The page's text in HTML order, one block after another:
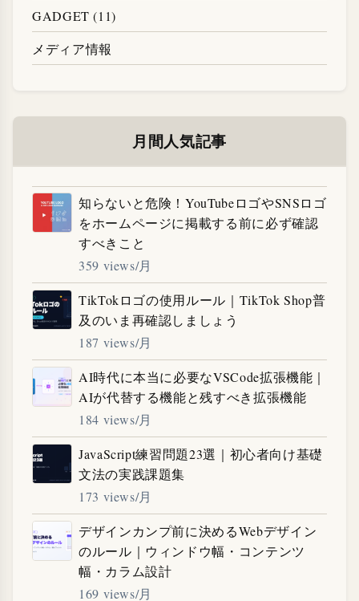
GADGET (11)
メディア情報
月間人気記事
知らないと危険！YouTubeロゴやSNSロゴ
をホームページに掲載する前に必ず確認
すべきこと
359 views/月
TikTokロゴの使用ルール｜TikTok Shop普
及のいま再確認しましょう
187 views/月
AI時代に本当に必要なVSCode拡張機能｜
AIが代替する機能と残すべき拡張機能
184 views/月
JavaScript練習問題23選｜初心者向け基礎
文法の実践課題集
173 views/月
デザインカンプ前に決めるWebデザイン
のルール｜ウィンドウ幅・コンテンツ
幅・カラム設計
169 views/月